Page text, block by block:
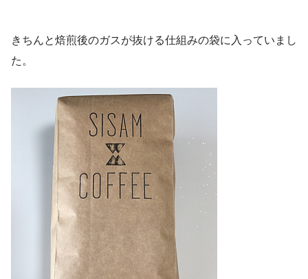
きちんと焙煎後のガスが抜ける仕組みの袋に入っていまし
た。